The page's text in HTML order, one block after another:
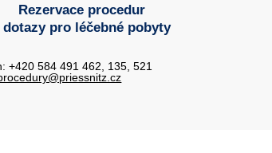
Rezervace procedur
dotazy pro léčebné pobyty
+420 584 491 462, 135, 521